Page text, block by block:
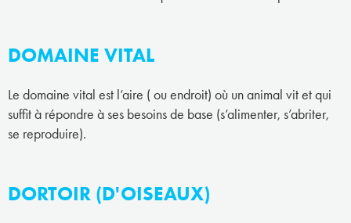
DOMAINE VITAL
Le domaine vital est l’aire ( ou endroit) où un animal vit et qui
suffit à répondre à ses besoins de base (s’alimenter, s’abriter,
se reproduire).
DORTOIR (D'OISEAUX)